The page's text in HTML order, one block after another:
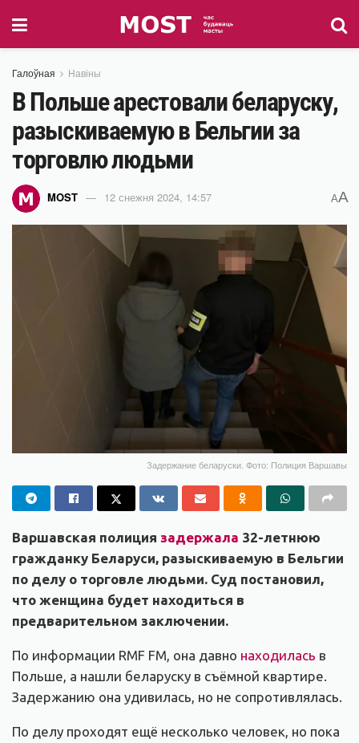
Галоўная Навіны
В Польше арестовали беларуску,
разыскиваемую в Бельгии за
торговлю людьми
MOST 12 снежня 2024, 14:57 AA
Задержание беларуски. Фото: Полиция Варшавы
Варшавская полиция задержала 32-летнюю
гражданку Беларуси, разыскиваемую в Бельгии
по делу о торговле людьми. Суд постановил,
что женщина будет находиться в
предварительном заключении.
По информации RMF FM, она давно находилась в
Польше, а нашли беларуску в съёмной квартире.
Задержанию она удивилась, но не сопротивлялась.
По делу проходят ещё несколько человек, но пока